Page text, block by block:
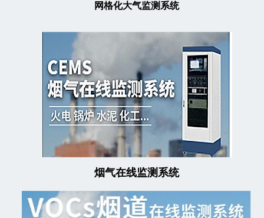
网格化大气监测系统
烟气在线监测系统